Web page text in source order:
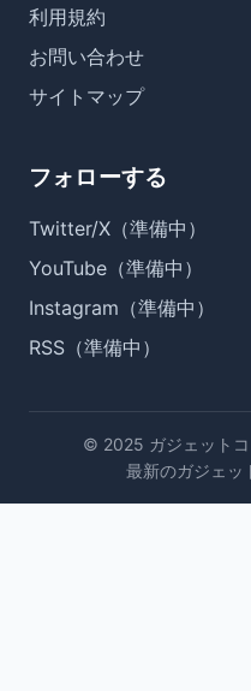
利用規約
お問い合わせ
サイトマップ
フォローする
Twitter/X（準備中）
YouTube（準備中）
Instagram（準備中）
RSS（準備中）
© 2025 ガジェット
最新のガジェッ